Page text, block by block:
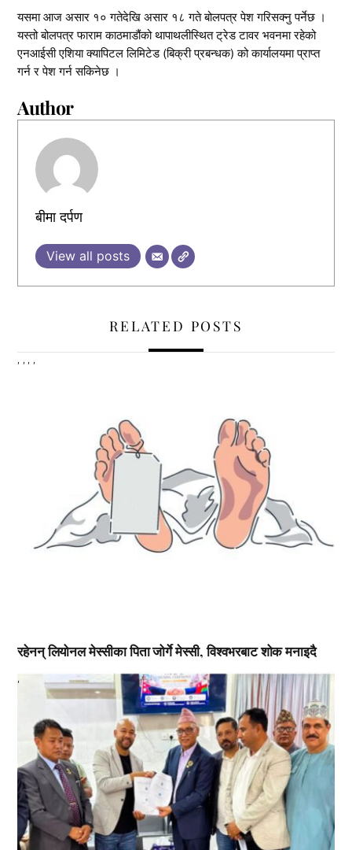
यसमा आज असार १० गतेदेखि असार १८ गते बोलपत्र पेश गरिसक्नु पर्नेछ ।
यस्तो बोलपत्र फाराम काठमाडौंको थापाथलीस्थित ट्रेड टावर भवनमा रहेको
एनआईसी एशिया क्यापिटल लिमिटेड (बिक्री प्रबन्धक) को कार्यालयमा प्राप्त
गर्न र पेश गर्न सकिनेछ ।
Author
बीमा दर्पण
View all posts
RELATED POSTS
, , , ,
रहेनन् लियोनल मेस्सीका पिता जोर्गे मेस्सी, विश्वभरबाट शोक मनाइदै
,